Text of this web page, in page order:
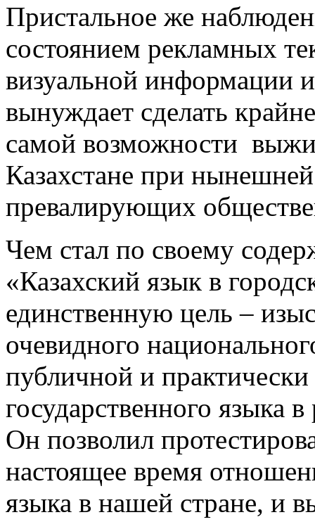
Пристальное же
состоянием рекламных
визуальной информации
вынуждает сделать
самой возможности
Казахстане при
превалирующих
Чем стал по своему
«Казахский язык в
единственную цель –
очевидного
публичной и практически
государственного языка
Он позволил
настоящее время
языка в нашей стране, и